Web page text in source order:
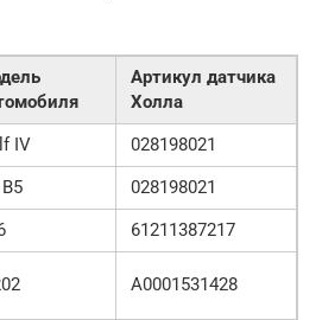
Артикул датчика
Холла
IV
028198021
028198021
61211387217
A0001531428